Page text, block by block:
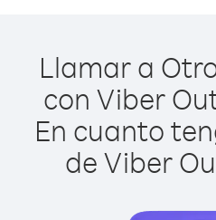
Llamar a
con Viber
En cuanto
de Viber